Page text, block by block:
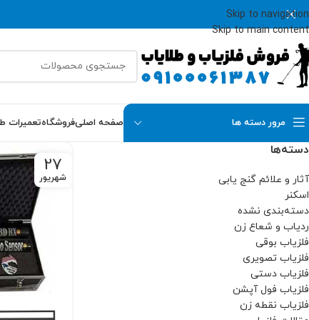
Skip to navigation
Skip to main content
مرور دسته ها صفحه اصلیفروشگاهتعمیرات
دسته‌ها
آثار و علائم گنج یابی
اسکنر
دسته‌بندی نشده
ردیاب و شعاع زن
فلزیاب بوقی
فلزیاب تصویری
فلزیاب دستی
فلزیاب فول آپشن
فلزیاب نقطه زن
27
شهریور